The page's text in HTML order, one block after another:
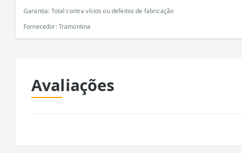
Garantia: Total contra vícios ou defeitos de fabricação
Fornecedor: Tramontina
Avaliações